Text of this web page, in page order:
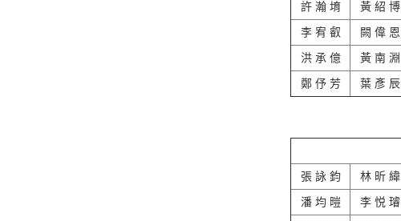
許 瀚 堉 黃 紹 博
李 宥 叡 闕 偉 恩
洪 承 億 黃 南 淵
鄭 伃 芳 葉 彥 辰
張 詠 鈞 林 昕 緯
潘 均 暟 李 悦 璿